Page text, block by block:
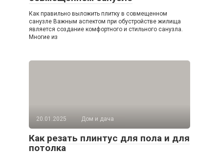
Как правильно выложить плитку в совмещенном
санузле Важным аспектом при обустройстве жилища
является создание комфортного и стильного санузла.
Многие из
20.01.2025 Дом и дача
Как резать плинтус для пола и для
потолка